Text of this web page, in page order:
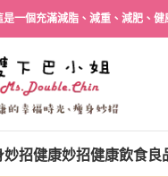
是一個充滿減脂、減重、減肥、
妙招健康妙招健康飲食良